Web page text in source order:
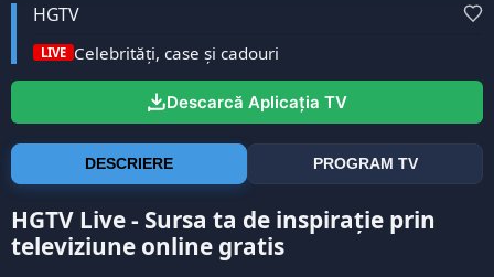
HGTV
LIVE Celebrități, case și cadouri
Descarcă Aplicația TV
DESCRIERE PROGRAM TV
HGTV Live - Sursa ta de inspirație prin
televiziune online gratis